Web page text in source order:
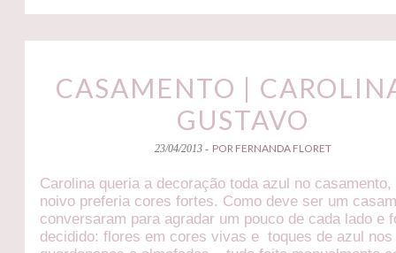
CASAMENTO |
GUSTAVO
23/04/2013 - POR FERNANDA FLORET
Carolina queria a decoração toda azul no
noivo preferia cores fortes. Como deve ser um
conversaram para agradar um pouco de cada lado e
decidido: flores em cores vivas e toques de azul nos